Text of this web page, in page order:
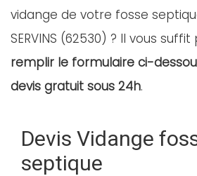
vidange de votre fosse
SERVINS (62530) ? Il vous
remplir le formulaire ci-
devis gratuit sous 24h.
Devis Vidange
septique